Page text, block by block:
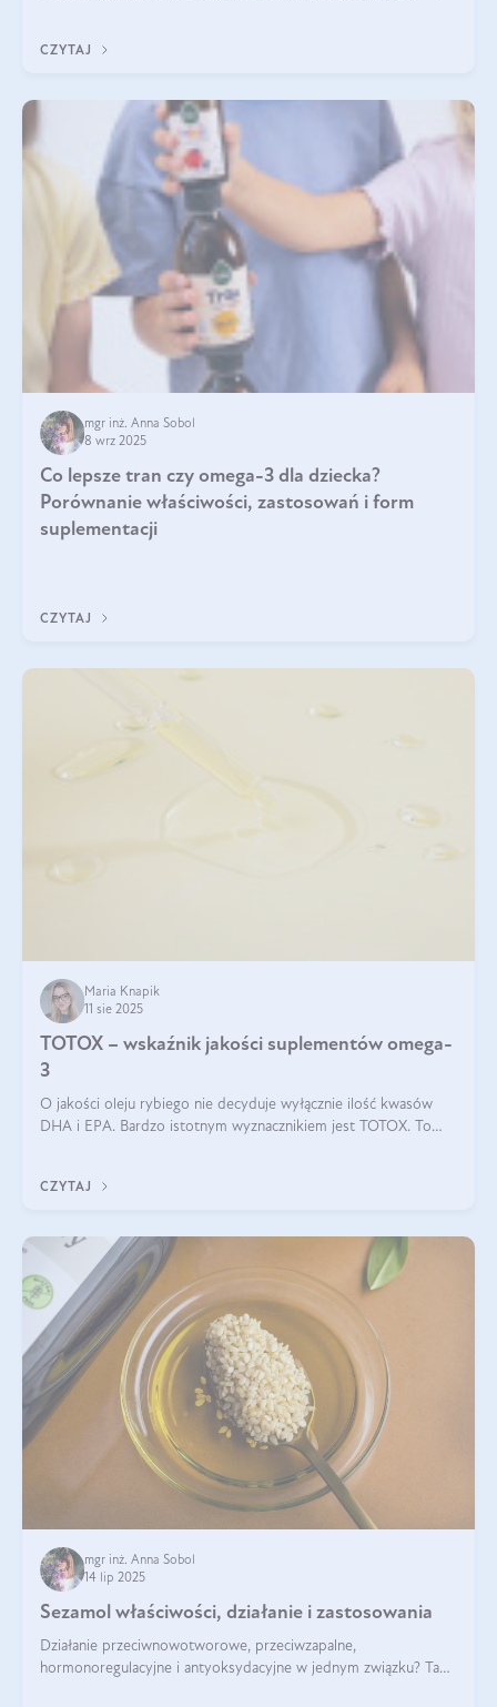
bardziej biodostępny
CZYTAJ
mgr inż. Anna Sobol
8 wrz 2025
Co lepsze tran czy omega-3 dla dziecka?
Porównanie właściwości, zastosowań i form
suplementacji
CZYTAJ
Maria Knapik
11 sie 2025
TOTOX – wskaźnik jakości suplementów omega-
3
O jakości oleju rybiego nie decyduje wyłącznie ilość kwasów
DHA i EPA. Bardzo istotnym wyznacznikiem jest TOTOX. To
CZYTAJ
mgr inż. Anna Sobol
14 lip 2025
Sezamol właściwości, działanie i zastosowania
Działanie przeciwnowotworowe, przeciwzapalne,
hormonoregulacyjne i antyoksydacyjne w jednym związku? Tak